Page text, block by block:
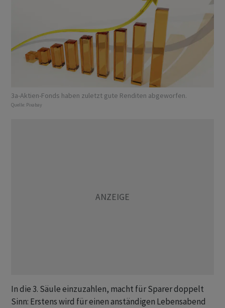
3a-Aktien-Fonds haben zuletzt gute Renditen abgeworfen.
Quelle: Pixabay
In die 3. Säule einzuzahlen, macht für Sparer doppelt
Sinn: Erstens wird für einen anständigen Lebensabend